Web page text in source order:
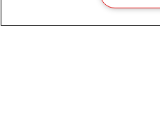
Legal Notice